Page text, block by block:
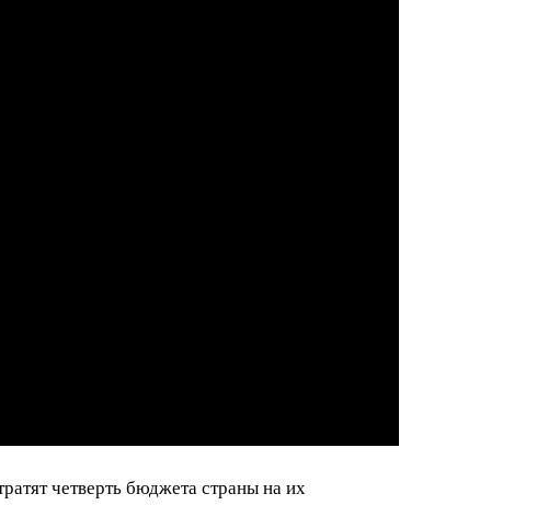
четверть бюджета страны на их